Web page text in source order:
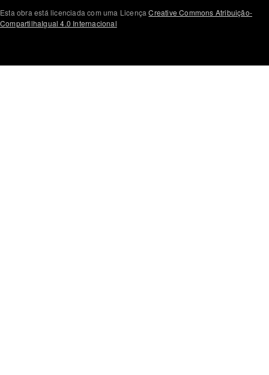
Esta obra está licenciada com uma LicençaCreative Commons Atribuição-
CompartilhaIgual 4.0 Internacional